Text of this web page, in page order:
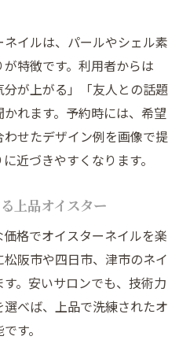
イルは、パールやシェル素
特徴です。利用者からは
分が上がる」「友人との話題
れます。予約時には、希望
せたデザイン例を画像で提
近づきやすくなります。
上品オイスター
格でオイスターネイルを楽
阪市や四日市、津市のネイ
。安いサロンでも、技術力
べば、上品で洗練されたオ
す。